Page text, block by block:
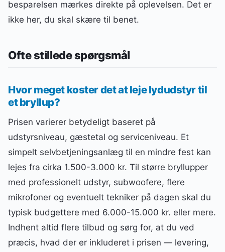
besparelsen mærkes direkte på oplevelsen. Det er
ikke her, du skal skære til benet.
Ofte stillede spørgsmål
Hvor meget koster det at leje lydudstyr til
et bryllup?
Prisen varierer betydeligt baseret på
udstyrsniveau, gæstetal og serviceniveau. Et
simpelt selvbetjeningsanlæg til en mindre fest kan
lejes fra cirka 1.500-3.000 kr. Til større bryllupper
med professionelt udstyr, subwoofere, flere
mikrofoner og eventuelt tekniker på dagen skal du
typisk budgettere med 6.000-15.000 kr. eller mere.
Indhent altid flere tilbud og sørg for, at du ved
præcis, hvad der er inkluderet i prisen — levering,